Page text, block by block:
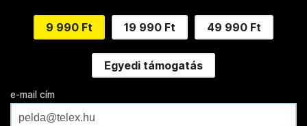
9 990 Ft 19 990 Ft 49 990 Ft
Egyedi támogatás
e-mail cím